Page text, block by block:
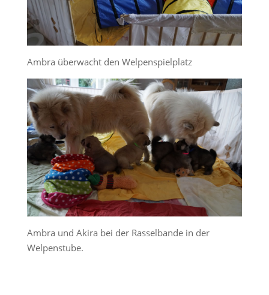
Ambra überwacht den Welpenspielplatz
Ambra und Akira bei der Rasselbande in der
Welpenstube.